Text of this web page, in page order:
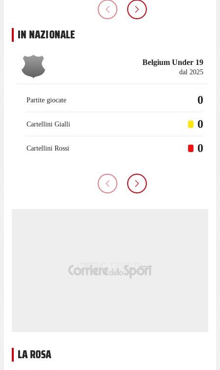
IN NAZIONALE
Belgium Under 19
dal 2025
Partite giocate 0
Cartellini Gialli 0
Cartellini Rossi 0
LA ROSA